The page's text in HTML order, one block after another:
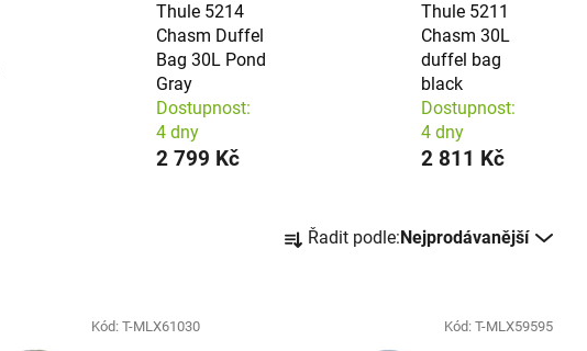
Thule 5214
Chasm Duffel
Bag 30L Pond
Gray
Dostupnost:
4 dny
2 799 Kč
Thule 5211
Chasm 30L
duffel bag
black
Dostupnost:
4 dny
2 811 Kč
Řazení produktů
Řadit podle: Nejprodávanější
Kód: T-MLX61030 Kód: T-MLX59595